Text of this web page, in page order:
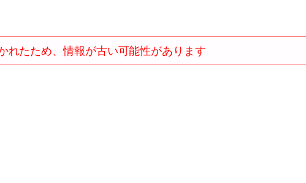
れたため、情報が古い可能性があります